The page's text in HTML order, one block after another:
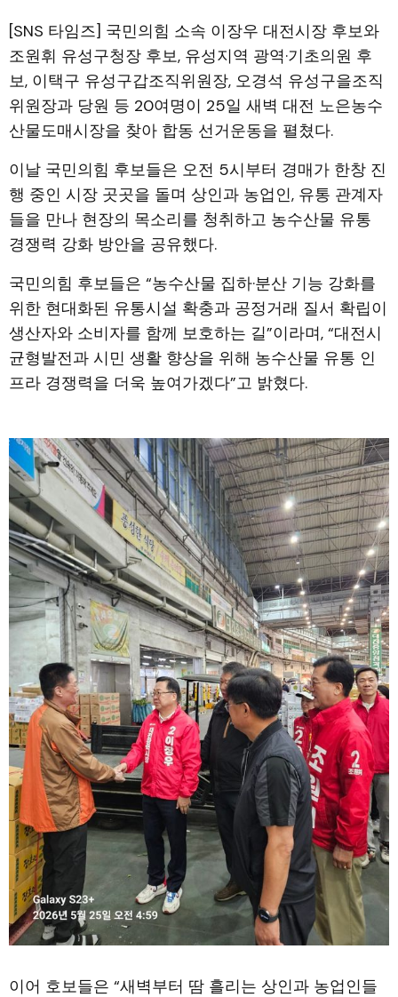
[SNS 타임즈] 국민의힘 소속 이장우 대전시장 후보와
조원휘 유성구청장 후보, 유성지역 광역·기초의원 후
보, 이택구 유성구갑조직위원장, 오경석 유성구을조직
위원장과 당원 등 20여명이 25일 새벽 대전 노은농수
산물도매시장을 찾아 합동 선거운동을 펼쳤다.
이날 국민의힘 후보들은 오전 5시부터 경매가 한창 진
행 중인 시장 곳곳을 돌며 상인과 농업인, 유통 관계자
들을 만나 현장의 목소리를 청취하고 농수산물 유통
경쟁력 강화 방안을 공유했다.
국민의힘 후보들은 “농수산물 집하·분산 기능 강화를
위한 현대화된 유통시설 확충과 공정거래 질서 확립이
생산자와 소비자를 함께 보호하는 길”이라며, “대전시
균형발전과 시민 생활 향상을 위해 농수산물 유통 인
프라 경쟁력을 더욱 높여가겠다”고 밝혔다.
이어 호보들은 “새벽부터 땀 흘리는 상인과 농업인들